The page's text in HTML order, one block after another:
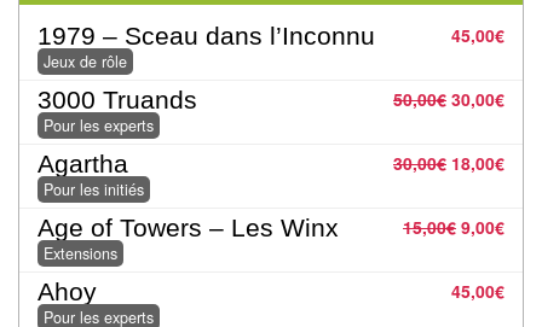
Escape
Game
/
Enquête
Jeux
évolutifs
Jeux
abstraits
45,00€
1979 – Sceau dans l’Inconnu
Jeux de rôle
50,00€ 30,00€
3000 Truands
Pour les experts
30,00€ 18,00€
Agartha
Pour les initiés
15,00€ 9,00€
Age of Towers – Les Winx
Extensions
45,00€
Ahoy
Pour les experts